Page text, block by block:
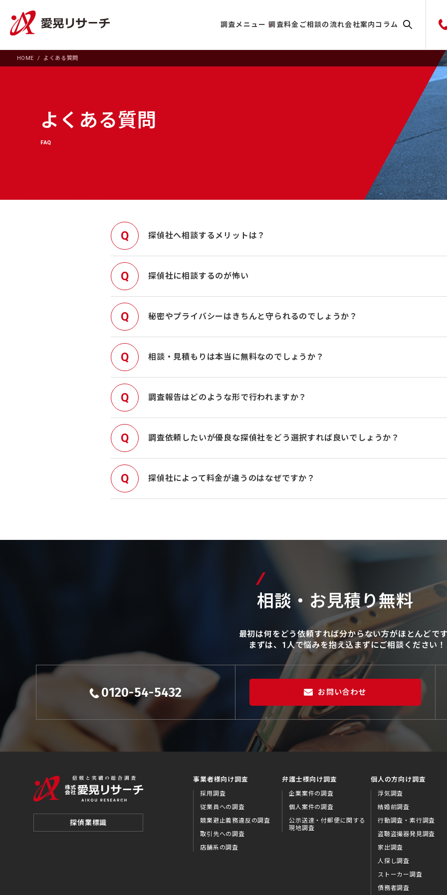
調査メニュー 調査料金 ご相談の流れ会社案内コラム
よくある質問
FAQ
HOME よくある質問
探偵社へ相談するメリットは？
探偵社に相談するのが怖い
秘密やプライバシーはきちんと守られるのでしょうか？
相談・見積もりは本当に無料なのでしょうか？
調査報告はどのような形で行われますか？
調査依頼したいが優良な探偵社をどう選択すれば良いでしょうか？
探偵社によって料金が違うのはなぜですか？
相談・お見積り無料
最初は何をどう依頼すれば分からない方がほとんどで
まずは、1人で悩みを抱え込まずにご相談ください！
0120-54-5432 お問い合わせ
探偵業標識
事業者様向け調査
採用調査
従業員への調査
競業避止義務違反の調査
取引先への調査
店舗系の調査
弁護士様向け調査
企業案件の調査
個人案件の調査
公示送達・付郵便に関する
現地調査
個人の方向け調査
浮気調査
結婚前調査
行動調査・素行調査
盗聴盗撮器発見調査
家出調査
人探し調査
ストーカー調査
債務者調査